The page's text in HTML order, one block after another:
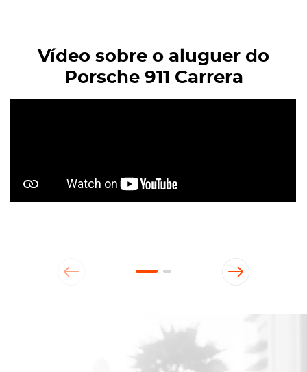
Vídeo sobre o aluguer do
Porsche 911 Carrera